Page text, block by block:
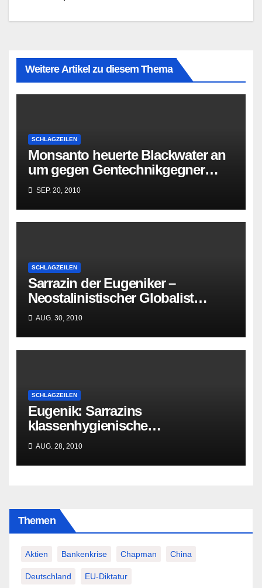
Weitere Artikel zu diesem Thema
SCHLAGZEILEN
Monsanto heuerte Blackwater an
um gegen Gentechnikgegner
vorzugehen
SEP. 20, 2010
SCHLAGZEILEN
Sarrazin der Eugeniker –
Neostalinistischer Globalist
fordert aber noch keine
Zwangssterilisationen
AUG. 30, 2010
SCHLAGZEILEN
Eugenik: Sarrazins
klassenhygienische
Züchtungsutopie wird in die
Hirne der Zombies eingebrannt
AUG. 28, 2010
Themen
Aktien Bankenkrise Chapman China
Deutschland EU-Diktatur